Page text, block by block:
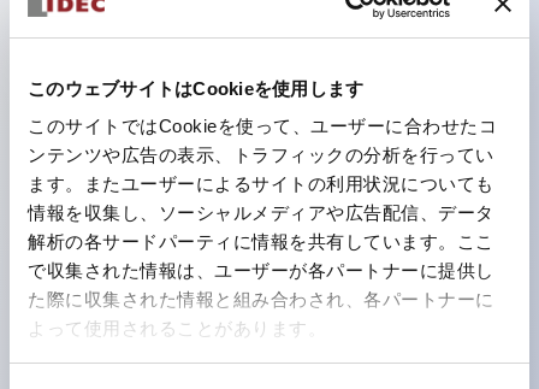
このウェブサイトはCookieを使用します
このサイトではCookieを使って、ユーザーに合わせたコ
ンテンツや広告の表示、トラフィックの分析を行ってい
ます。またユーザーによるサイトの利用状況についても
情報を収集し、ソーシャルメディアや広告配信、データ
解析の各サードパーティに情報を共有しています。ここ
で収集された情報は、ユーザーが各パートナーに提供し
た際に収集された情報と組み合わされ、各パートナーに
よって使用されることがあります。
保護構造IP20に対応したHW-U形コンタクトブロック
高電圧タイプのLED球が搭載可能になり、ダイレクト
タイプの定格使用電圧が最大240Vまで対応可能になり
ました。
ひとつで6色の役をこなすLED球（LSRD球）。これま
で色ごとに分かれていたLED球を、1色のLED球で各色
を表現できるようにしました。
UL、CSA、TÜV、CCC認証品。